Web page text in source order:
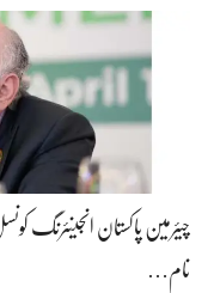
چیئرمین پاکستان انجینئرنگ
نام…